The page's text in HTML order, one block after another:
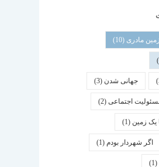
مادری (10)
جهانی شدن (3)
اجتماعی(2)
یک زمین (1)
اگر شهردار بودم (1)
(1)